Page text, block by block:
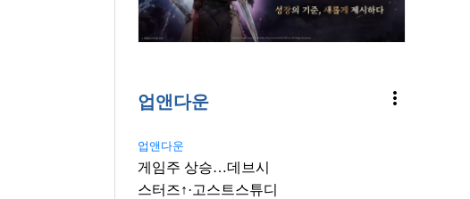
업앤다운 more_vert
업앤다운
게임주 상승…데브시
스터즈↑·고스트스튜디